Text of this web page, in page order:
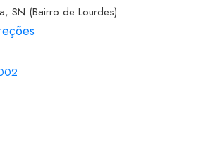
SN (Bairro de Lourdes)